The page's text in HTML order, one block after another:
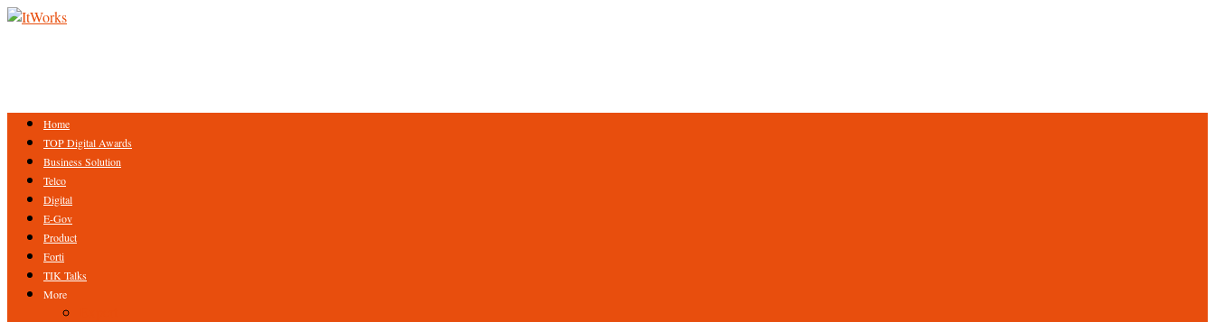
Home
TOP Digital Awards
Business Solution
Telco
Digital
E-Gov
Product
Forti
TIK Talks
More